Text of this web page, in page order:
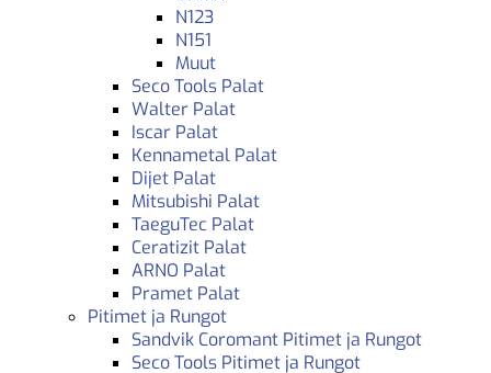
N123
N151
Muut
Seco Tools Palat
Walter Palat
Iscar Palat
Kennametal Palat
Dijet Palat
Mitsubishi Palat
TaeguTec Palat
Ceratizit Palat
ARNO Palat
Pramet Palat
Pitimet ja Rungot
Sandvik Coromant Pitimet ja Rungot
Seco Tools Pitimet ja Rungot